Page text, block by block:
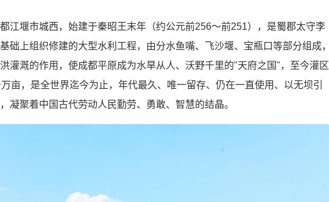
江堰市城西，始建于秦昭王末年（约公元前256～前251），是蜀郡太守李
础上组织修建的大型水利工程，由分水鱼嘴、飞沙堰、宝瓶口等部分组成，
灌溉的作用，使成都平原成为水旱从人、沃野千里的"天府之国"，至今灌区
亩，是全世界迄今为止，年代最久、唯一留存、仍在一直使用、以无坝引
凝聚着中国古代劳动人民勤劳、勇敢、智慧的结晶。